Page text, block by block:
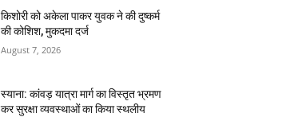
किशोरी को अकेला पाकर युवक ने की दुष्कर्म
की कोशिश, मुकदमा दर्ज
August 7, 2026
स्याना: कांवड़ यात्रा मार्ग का विस्तृत भ्रमण
कर सुरक्षा व्यवस्थाओं का किया स्थलीय